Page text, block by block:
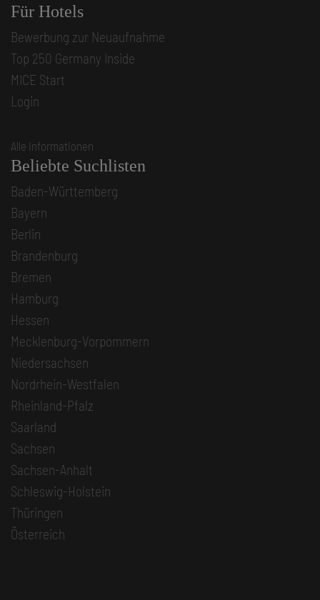
Für Hotels
Bewerbung zur Neuaufnahme
Top 250 Germany Inside
MICE Start
Login
Alle Informationen
Beliebte Suchlisten
Baden-Württemberg
Bayern
Berlin
Brandenburg
Bremen
Hamburg
Hessen
Mecklenburg-Vorpommern
Niedersachsen
Nordrhein-Westfalen
Rheinland-Pfalz
Saarland
Sachsen
Sachsen-Anhalt
Schleswig-Holstein
Thüringen
Österreich